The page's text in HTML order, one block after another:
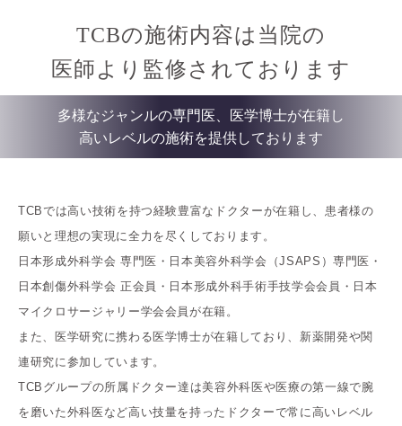
TCBの施術内容は当院の
医師より監修されております
多様なジャンルの専門医、医学博士が在籍し
高いレベルの施術を提供しております
TCBでは高い技術を持つ経験豊富なドクターが在籍し、患者様の
願いと理想の実現に全力を尽くしております。
日本形成外科学会 専門医・日本美容外科学会（JSAPS）専門医・
日本創傷外科学会 正会員・日本形成外科手術手技学会会員・日本
マイクロサージャリー学会会員が在籍。
また、医学研究に携わる医学博士が在籍しており、新薬開発や関
連研究に参加しています。
TCBグループの所属ドクター達は美容外科医や医療の第一線で腕
を磨いた外科医など高い技量を持ったドクターで常に高いレベル